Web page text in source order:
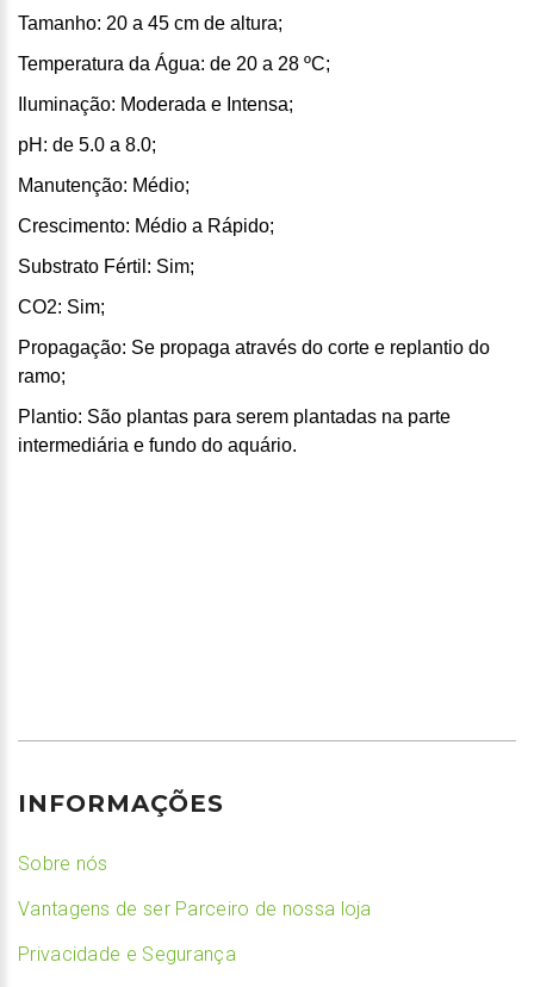
Tamanho: 20 a 45 cm de altura;
Temperatura da Água: de 20 a 28 ºC;
Iluminação: Moderada e Intensa;
pH: de 5.0 a 8.0;
Manutenção: Médio;
Crescimento: Médio a Rápido;
Substrato Fértil: Sim;
CO2: Sim;
Propagação: Se propaga através do corte e replantio do
ramo;
Plantio: São plantas para serem plantadas na parte
intermediária e fundo do aquário.
INFORMAÇÕES
Sobre nós
Vantagens de ser Parceiro de nossa loja
Privacidade e Segurança